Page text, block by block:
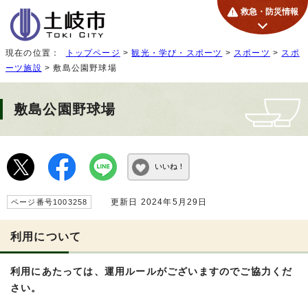
救急・防災情報
現在の位置： トップページ >観光・学び・スポーツ > スポーツ > スポ
ーツ施設 > 敷島公園野球場
敷島公園野球場
いいね！
ページ番号1003258 更新日 2024年5月29日
利用について
利用にあたっては、運用ルールがございますのでご協力くだ
さい。